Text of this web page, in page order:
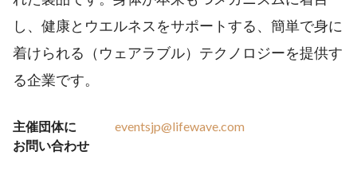
し、健康とウエルネスをサポートする、簡単で身に
着けられる（ウェアラブル）テクノロジーを提供す
る企業です。
主催団体に
お問い合わせ
eventsjp@lifewave.com